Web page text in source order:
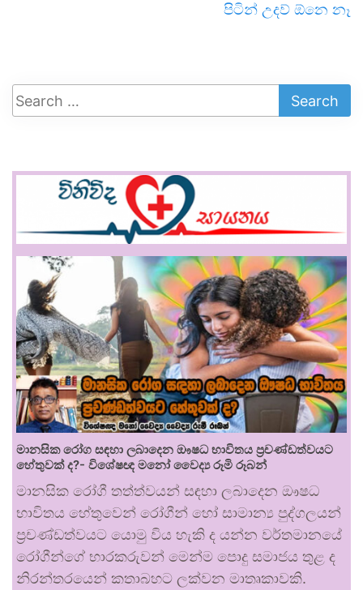
පිටින් උදව් ඕනෙ නෑ
මානසික රෝග සඳහා ලබාදෙන ඖෂධ භාවිතය ප්‍රචණ්ඩත්වයට
හේතුවක් ද?- විශේෂඥ මනෝ වෛද්‍ය රූමි රූබන්
මානසික රෝගී තත්ත්වයන් සඳහා ලබාදෙන ඖෂධ
භාවිතය හේතුවෙන් රෝගීන් හෝ සාමාන්‍ය පුද්ගලයන්
ප්‍රචණ්ඩත්වයට යොමු විය හැකි ද යන්න වර්තමානයේ
රෝගීන්ගේ භාරකරුවන් මෙන්ම පොදු සමාජය තුළ ද
නිරන්තරයෙන් කතාබහට ලක්වන මාතෘකාවකි.